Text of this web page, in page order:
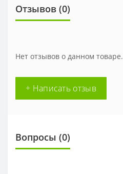
Отзывов (0)
Нет отзывов о данном товаре.
+ Написать отзыв
Вопросы (0)